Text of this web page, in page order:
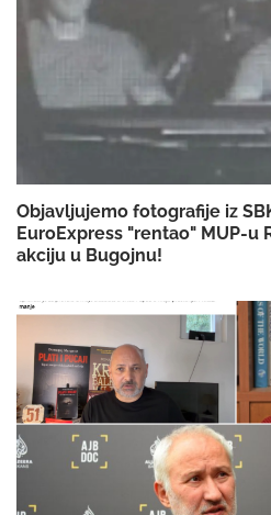
Objavljujemo fotografije iz
EuroExpress "rentao" MUP-u
akciju u Bugojnu!